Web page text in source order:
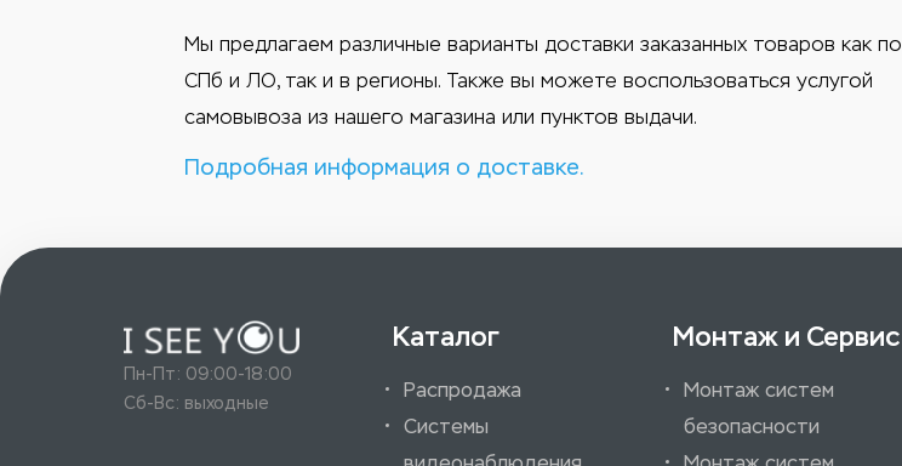
Мы предлагаем различные варианты доставки заказанных товаров как по
СПб и ЛО, так и в регионы. Также вы можете воспользоваться услугой
самовывоза из нашего магазина или пунктов выдачи.
Подробная информация о доставке.
Пн-Пт: 09:00-18:00
Сб-Вс: выходные
Каталог
Распродажа
Системы
Монтаж и Сервис
Монтаж систем
безопасности